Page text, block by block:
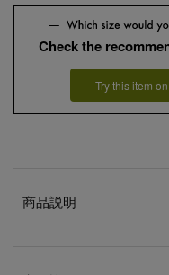
Check the
Try this item on
商品説明